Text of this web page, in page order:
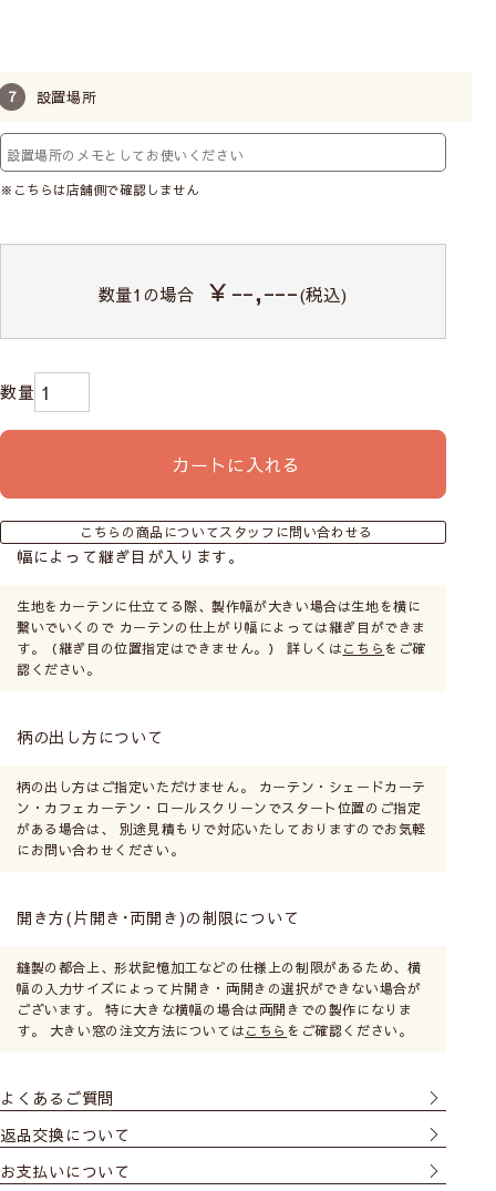
VALLILA－ヴァリラ－
世界でも有名なフィンランドのインテリアブラン
ド。個性的なインパクトのある北欧らしいデザイ
VALLILAのカーテンをすべて見る
設置場所
※こちらは店舗側で確認しません
数量1の場合 ￥--,---(税込)
カートに入れる
こちらの商品についてスタッフに問い合わせる
幅によって継ぎ目が入ります。
生地をカーテンに仕立てる際、製作幅が大きい場合は生地を横に
繋いでいくので カーテンの仕上がり幅によっては継ぎ目ができま
す。（継ぎ目の位置指定はできません。） 詳しくはこちら をご確
認ください。
柄の出し方について
柄の出し方はご指定いただけません。 カーテン・シェードカーテ
ン・カフェカーテン・ロールスクリーンでスタート位置のご指定
がある場合は、 別途見積もりで対応いたしておりますのでお気軽
にお問い合わせください。
開き方(片開き･両開き)の制限について
縫製の都合上、形状記憶加工などの仕様上の制限があるため、横
幅の入力サイズによって片開き・両開きの選択ができない場合が
ございます。 特に大きな横幅の場合は両開きでの製作になりま
す。 大きい窓の注文方法についてはこちら をご確認ください。
よくあるご質問
返品交換について
お支払いについて